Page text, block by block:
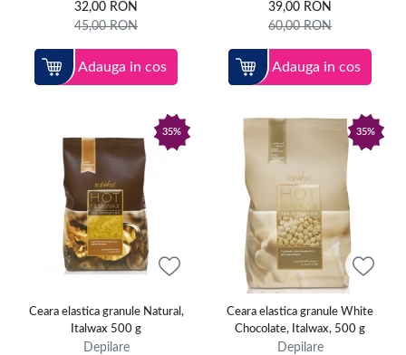
32,00 RON
45,00RON
Adauga in cos
39,00 RON
60,00RON
Adauga in cos
35%
Ceara elastica granule Natural,
Italwax 500 g
Depilare
35%
Ceara elastica granule White
Chocolate, Italwax, 500 g
Depilare